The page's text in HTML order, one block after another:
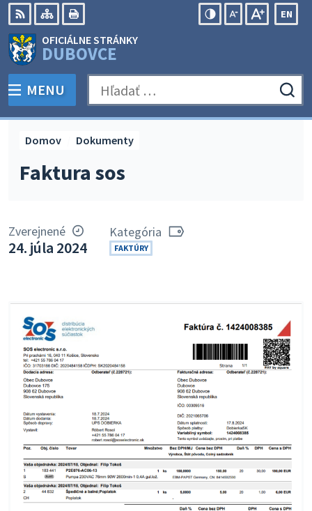
Preskočiť
na
obsah
RSS Mapa
EN
OFICIÁLNE STRÁNKY
DUBOVCE
PREPNÚŤ
MENU Hľadať:
Faktura sos
Domov Dokumenty
Zverejnené
24. júla 2024
Kategória
FAKTÚRY